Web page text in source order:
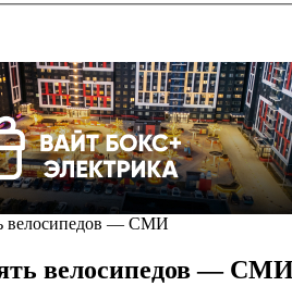
велосипедов — СМИ
велосипедов —